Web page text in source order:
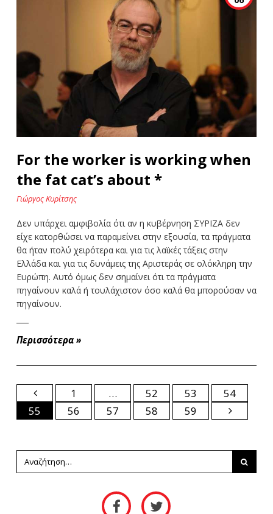
For the worker is working when
the fat cat’s about *
Γιώργος Κυρίτσης
Δεν υπάρχει αμφιβολία ότι αν η κυβέρνηση ΣΥΡΙΖΑ δεν
είχε κατορθώσει να παραμείνει στην εξουσία, τα πράγματα
θα ήταν πολύ χειρότερα και για τις λαϊκές τάξεις στην
Ελλάδα και για τις δυνάμεις της Αριστεράς σε ολόκληρη την
Ευρώπη. Αυτό όμως δεν σημαίνει ότι τα πράγματα
πηγαίνουν καλά ή τουλάχιστον όσο καλά θα μπορούσαν να
πηγαίνουν.
Περισσότερα »
1 … 52 53
54
55
56 57 58 59